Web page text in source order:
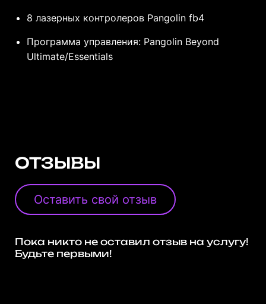
8 лазерных контролеров Pangolin fb4
Программа управления: Pangolin Beyond
Ultimate/Essentials
ОТЗЫВЫ
Оставить свой отзыв
Пока никто не оставил отзыв на услугу!
Будьте первыми!